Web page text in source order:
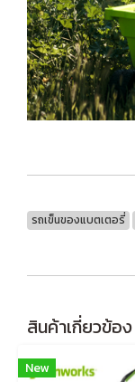
รถเข็นของแบตเตอรี่
สินค้าเกี่ยวข้อง
New